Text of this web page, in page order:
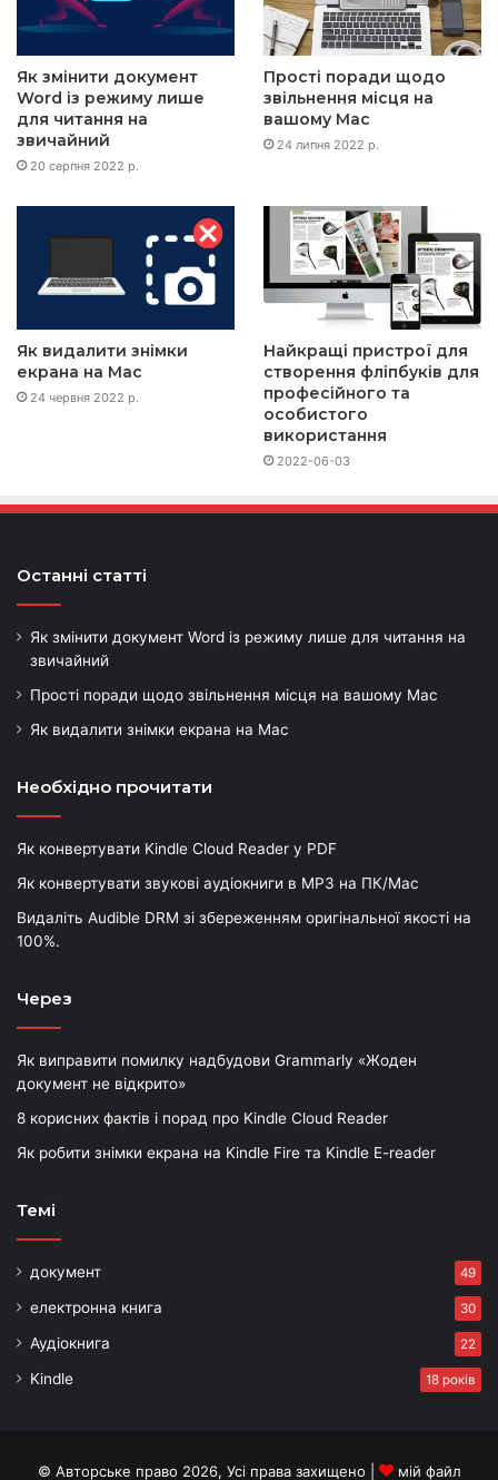
Як змінити документ
Word із режиму лише
для читання на
звичайний
20 серпня 2022 р.
Прості поради щодо
звільнення місця на
вашому Mac
24 липня 2022 р.
Як видалити знімки
екрана на Mac
24 червня 2022 р.
Найкращі пристрої для
створення фліпбуків для
професійного та
особистого
використання
2022-06-03
Останні статті
Як змінити документ Word із режиму лише для читання на
звичайний
Прості поради щодо звільнення місця на вашому Mac
Як видалити знімки екрана на Mac
Необхідно прочитати
Як конвертувати Kindle Cloud Reader у PDF
Як конвертувати звукові аудіокниги в MP3 на ПК/Mac
Видаліть Audible DRM зі збереженням оригінальної якості на
100%.
Через
Як виправити помилку надбудови Grammarly «Жоден
документ не відкрито»
8 корисних фактів і порад про Kindle Cloud Reader
Як робити знімки екрана на Kindle Fire та Kindle E-reader
Темі
документ 49
електронна книга 30
Аудіокнига 22
Kindle 18 років
© Авторське право 2026, Усі права захищено | мій файл